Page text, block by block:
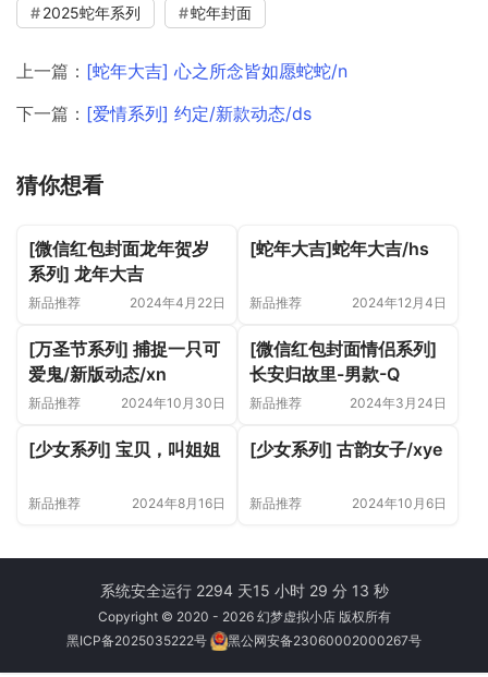
2025蛇年系列 蛇年封面
上一篇： [蛇年大吉] 心之所念皆如愿蛇蛇/n
下一篇： [爱情系列] 约定/新款动态/ds
猜你想看
[微信红包封面龙年贺岁
系列] 龙年大吉
新品推荐 2024年4月22日
[蛇年大吉]蛇年大吉/hs
新品推荐 2024年12月4日
[万圣节系列] 捕捉一只可
爱鬼/新版动态/xn
新品推荐 2024年10月30日
[微信红包封面情侣系列]
长安归故里-男款-Q
新品推荐 2024年3月24日
[少女系列] 宝贝，叫姐姐
新品推荐 2024年8月16日
[少女系列] 古韵女子/xye
新品推荐 2024年10月6日
系统安全运行 2294 天15 小时 29 分 13 秒
Copyright © 2020 - 2026 幻梦虚拟小店 版权所有
黑ICP备2025035222号
黑公网安备23060002000267号